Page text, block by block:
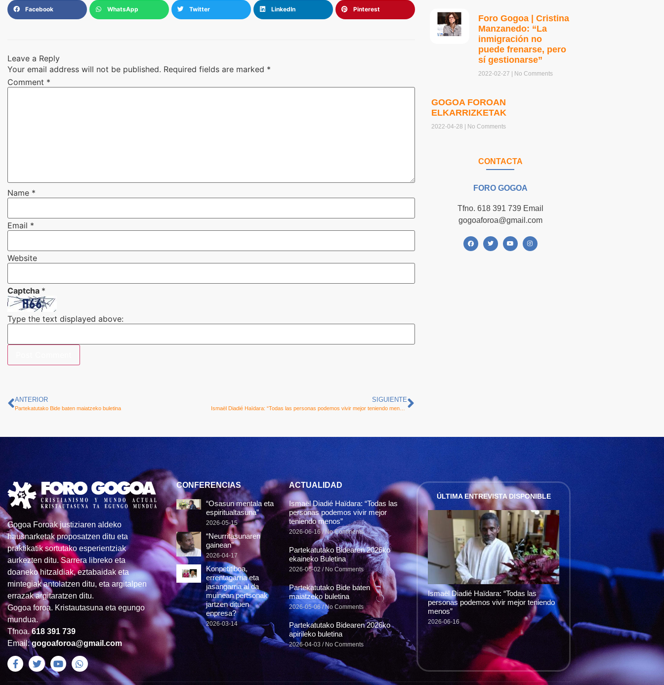
Facebook WhatsApp Twitter LinkedIn Pinterest
Leave a Reply
Your email address will not be published. Required fields are marked *
Comment *
Name *
Email *
Website
Captcha *
Type the text displayed above:
ANTERIOR
Partekatutako Bide baten maiatzeko buletina
SIGUIENTE
Foro Gogoa | Cristina
Manzanedo: “La
inmigración no
puede frenarse, pero
sí gestionarse”
2022-02-27 No Comments
GOGOA FOROAN
ELKARRIZKETAK
2022-04-28 No Comments
CONTACTA
FORO GOGOA
Tfno. 618 391 739 Email
gogoaforoa@gmail.com
Gogoa Foroak justiziaren aldeko
hausnarketak proposatzen ditu eta
praktikatik sortutako esperientziak
aurkezten ditu. Sarrera libreko eta
doaneko hitzaldiak, eztabaidak eta
mintegiak antolatzen ditu, eta argitalpen
errazak argitaratzen ditu.
Gogoa foroa. Kristautasuna eta egungo
mundua.
Tfnoa.618 391 739
Email:gogoaforoa@gmail.com
CONFERENCIAS
“Osasun mentala eta
espiritualtasuna”
2026-05-15
“Neurritasunaren
gainean”
2026-04-17
Konpetitiboa,
errentagarria eta
jasangarria al da
muinean pertsonak
jartzen dituen
enpresa?
2026-03-14
ACTUALIDAD
Ismaël Diadié Haïdara: “Todas las
personas podemos vivir mejor
teniendo menos”
2026-06-16 No Comments
Partekatutako Bidearen 2026ko
ekaineko Buletina
2026-06-02 No Comments
Partekatutako Bide baten
maiatzeko buletina
2026-05-06 No Comments
Partekatutako Bidearen 2026ko
apirileko buletina
2026-04-03 No Comments
ÚLTIMA ENTREVISTA DISPONIBLE
Ismaël Diadié Haïdara: “Todas las
personas podemos vivir mejor teniendo
menos”
2026-06-16